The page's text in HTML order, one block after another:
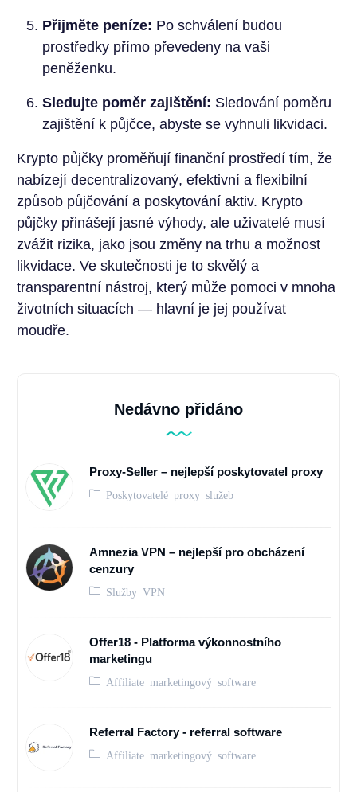
Přijměte peníze: Po schválení budou
prostředky přímo převedeny na vaši
peněženku.
Sledujte poměr zajištění: Sledování poměru
zajištění k půjčce, abyste se vyhnuli likvidaci.
Krypto půjčky proměňují finanční prostředí tím, že
nabízejí decentralizovaný, efektivní a flexibilní
způsob půjčování a poskytování aktiv. Krypto
půjčky přinášejí jasné výhody, ale uživatelé musí
zvážit rizika, jako jsou změny na trhu a možnost
likvidace. Ve skutečnosti je to skvělý a
transparentní nástroj, který může pomoci v mnoha
životních situacích — hlavní je jej používat
moudře.
Nedávno přidáno
Proxy-Seller – nejlepší poskytovatel proxy
Poskytovatelé proxy služeb
Amnezia VPN – nejlepší pro obcházení
cenzury
Služby VPN
Offer18 - Platforma výkonnostního
marketingu
Affiliate marketingový software
Referral Factory - referral software
Affiliate marketingový software